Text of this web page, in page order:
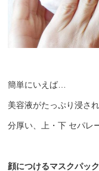
簡単にいえば…
美容液がたっぷり浸さ
分厚い、上・下 セパレ
顔につけるマスクパック